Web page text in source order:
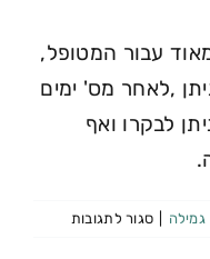
עבור המטופל,
,לאחר מס' ימים
לבקרו ואף
גמילה סגור לתגובות